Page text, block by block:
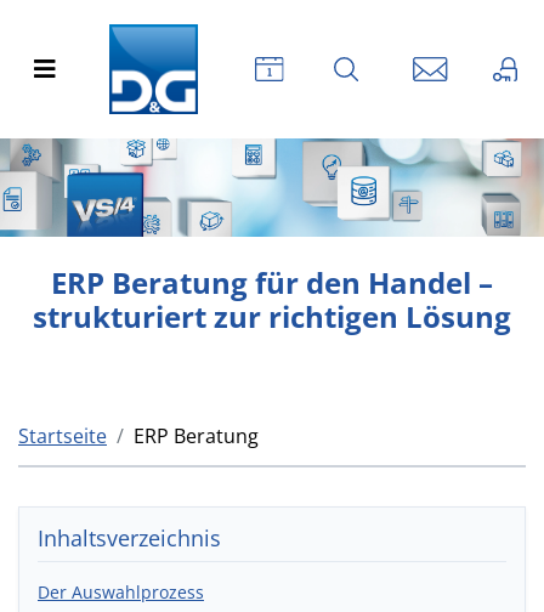
ERP Beratung für den Handel –
strukturiert zur richtigen Lösung
Startseite ERP Beratung
Inhaltsverzeichnis
Der Auswahlprozess